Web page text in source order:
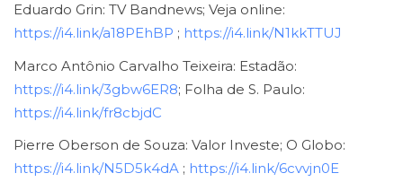
Eduardo Grin: TV Bandnews; Veja online:
https://i4.link/a18PEhBP ; https://i4.link/N1kkTTUJ
Marco Antônio Carvalho Teixeira: Estadão:
https://i4.link/3gbw6ER8; Folha de S. Paulo:
https://i4.link/fr8cbjdC
Pierre Oberson de Souza: Valor Investe; O Globo:
https://i4.link/N5D5k4dA ; https://i4.link/6cvvjn0E